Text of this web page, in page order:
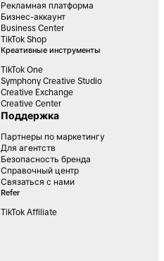
Рекламная платформа
Бизнес-аккаунт
Business Center
TikTok Shop
Креативные инструменты
TikTok One
Symphony Creative Studio
Creative Exchange
Creative Center
Поддержка
Партнеры по маркетингу
Для агентств
Безопасность бренда
Справочный центр
Связаться с нами
Refer
TikTok Affiliate